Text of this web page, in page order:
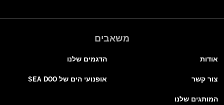
משאבים
אודות
צור קשר
המותגים שלנו
הדגמים שלנו
אופנועי הים של SEA DOO